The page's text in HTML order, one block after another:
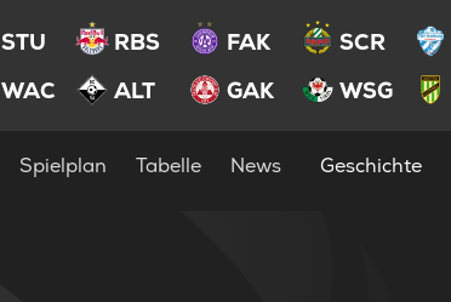
STU RBS FAK SCR
WAC ALT GAK WSG
Spielplan Tabelle News Geschichte